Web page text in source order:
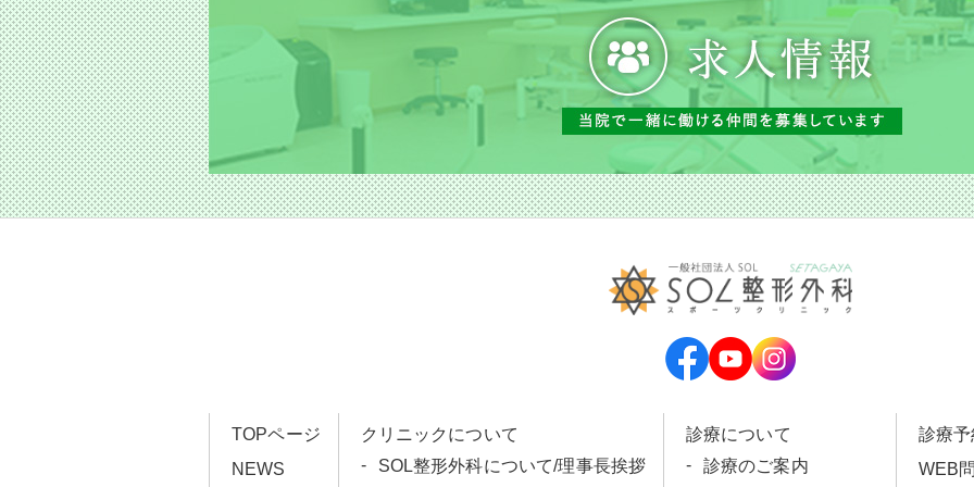
TOPページ
NEWS
クリニックについて
SOL整形外科について/理事長挨拶
診療について
診療のご案内
診療
WEB